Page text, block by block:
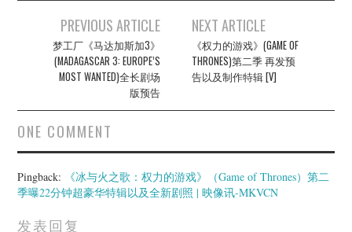
navigation
PREVIOUS ARTICLE
梦工厂《马达加斯加3》
(MADAGASCAR 3: EUROPE’S
MOST WANTED)全长剧场
版预告
NEXT ARTICLE
《权力的游戏》(GAME OF
THRONES)第二季 再发预
告以及制作特辑 [V]
ONE COMMENT
Pingback:
《冰与火之歌：权力的游戏》（Game of Thrones）第二
季曝22分钟超豪华特辑以及全新剧照 | 映像讯-MKVCN
发表回复